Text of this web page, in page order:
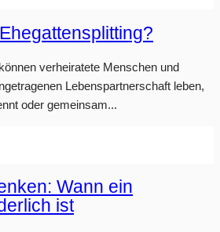
verheiratete Menschen und
Lebenspartnerschaft leben,
oder gemeinsam...
Wann ein
ist